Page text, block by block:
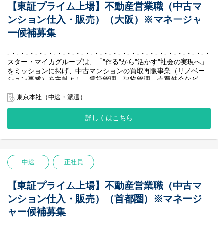
メンバーが多いため、社内で自然と助け合いが生まれます。
日頃から社員同士のコミュニケーションを大切にしており、月に
一度のシャッフルランチという企画では、部署や年次を超えたメ
ンバー同士の交流を深めています。
ITを活用して作業効率を上げる取り組みを行っており、全社の平
均月残業時間は約15時間程度となっております。また、フレック
スタイム制度を導入しており、繁忙期や閑散期に合わせて働く時
います。
不動産会社では珍しく女性社員が多いこと（男女比5：5）も当社
の特徴で、子育てと仕事を両立しながら活躍している社員が多く
※総合職での採用となるため、将来的には全国転勤の可能性もご
ざいます。
【社風／環境】
して、組織として成長していくことを大切にしています。新卒で
も中途でも、「チームワークで働くこと」に共感をして集まった
メンバーが多いため、社内で自然と助け合いが生まれます。
一度のシャッフルランチという企画では、部署や年次を超えたメ
ンバー同士の交流を深めています。
『ワークライフバランス』
ITを活用して作業効率を上げる取り組みを行っており、全社の平
均月残業時間は約15時間程度となっております。また、フレック
間を効率的に配分することができ、メリハリのある働き方をして
います。
不動産会社では珍しく女性社員が多いこと（男女比5：5）も当社
の特徴で、子育てと仕事を両立しながら活躍している社員が多く
在籍しております。
【主な業務内容】
スター・マイカグループのリノベーションマンションの販売（仲
介）をお任せ致します。
※入社後は、グループ会社である「スター・マイカ・レジデンス
株式会社」に出向いただきます。
【具体的には】
スター・マイカグループが販売するリノベーションマンションを
ホームページ・ポータルサイト等に掲載、お問い合わせ頂いたお
客様に対して、物件現地のご案内、資金計画の提案、不動産売買
契約、物件のお引き渡しまでを行っていただきます。
将来的には、マネジメントに携わっていただくことを期待してい
ます。
『不動産会社“らしくない”社風』
個人戦のイメージが強い不動産業界において、私たちはチームと
も中途でも、「チームワークで働くこと」に共感をして集まった
メンバーが多いため、社内で自然と助け合いが生まれます。
日頃から社員同士のコミュニケーションを大切にしており、月に
一度のシャッフルランチという企画では、部署や年次を超えたメ
【東証プライム上場】不動産営業職（中古マ
ンション仕入・販売）（大阪）※マネージャ
ー候補募集
-・-・-・-・-・-・-・-・-・-・-・-・-・-・-・-・-・-・-・-・-・-・-
スター・マイカグループは、「"作る"から"活かす"社会の実現へ」
をミッションに掲げ、中古マンションの買取再販事業（リノベー
ション事業）を主軸とし、賃貸管理、建物管理、売買仲介など、
私たちの最大の強みは、堅実かつ効率的に収益を生み出す独自の
ビジネスモデルです。
賃貸中のマンションを一室単位で仕入れ、入居者様が退去後にリ
ノベーションして再販する、「家賃収入×売却益」の二軸による収
中古マンション保有戸数は国内1位を誇り、創業以来一度も赤字な
として確固たる地位を築いています。
-・-・-・-・-・-・-・-・-・-・-・-・-・-・-・-・-・-・-・-・-・-・-
【主な業務内容】
ご入社後は、マンションの仕入れ（投資事業部）もしくはリノベ
ーション企画・販売（販売事業部）を行っていただきます。
※個人のお客様への営業はありません。
東京本社（中途・派遣）
詳しくはこちら
中途 正社員
【東証プライム上場】不動産営業職（中古マ
ンション仕入・販売）（首都圏）※マネージ
ャー候補募集